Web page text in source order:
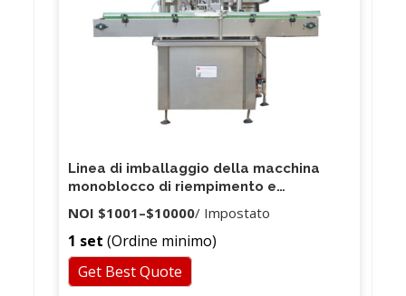
Linea di imballaggio della macchina
monoblocco di riempimento e
sigillatura della salsa di pomodoro del
barattolo di latta Fabbrica di Shanghai
CE approvato
NOI $1001–$10000/ Impostato
1 set (Ordine minimo)
Get Best Quote